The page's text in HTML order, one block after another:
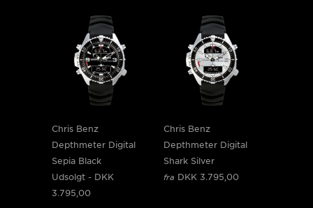
Chris Benz
Depthmeter Digital
Sepia Black
Udsolgt - DKK
3.795,00
Chris Benz
Depthmeter Digital
Shark Silver
fra DKK 3.795,00